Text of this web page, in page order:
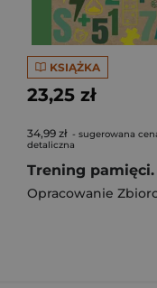
KSIĄŻKA
23,25 zł
34,99 zł - sugerowana
detaliczna
Opracowanie